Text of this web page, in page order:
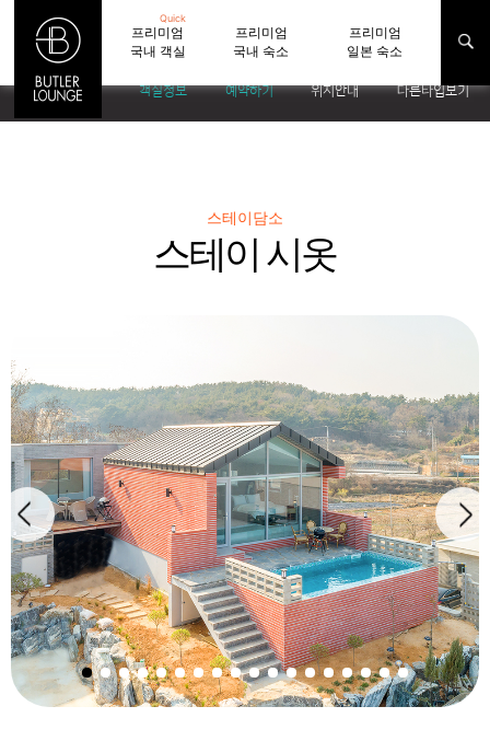
프리미엄
국내 객실
Quick
프리미엄
국내 숙소
프리미엄
일본 숙소
객실정보 예약하기 위치안내 다른타입보기
스테이담소
스테이 시옷